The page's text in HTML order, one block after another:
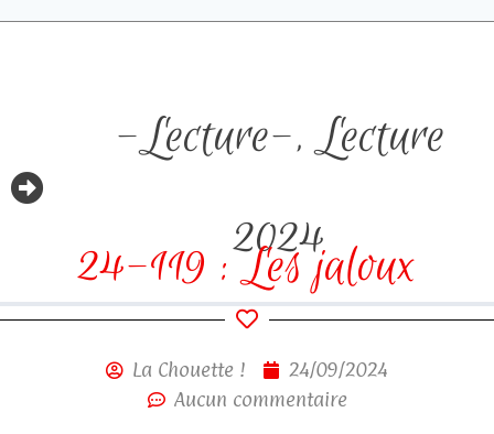
-Lecture-,Lecture
2024
24-119 : Les jaloux
La Chouette !
24/09/2024
Aucun commentaire